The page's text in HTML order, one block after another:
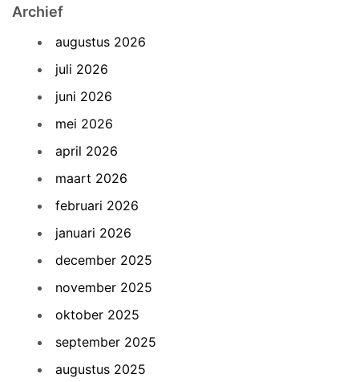
Archief
augustus 2026
juli 2026
juni 2026
mei 2026
april 2026
maart 2026
februari 2026
januari 2026
december 2025
november 2025
oktober 2025
september 2025
augustus 2025